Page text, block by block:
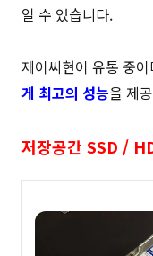
일 수 있습니다.
제이씨현이 유통 중
게 최고의 성능을 제
저장공간 SSD /